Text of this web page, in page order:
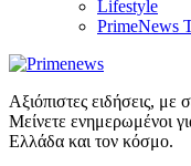
Lifestyle
PrimeNews
Αξιόπιστες ειδήσεις,
Μείνετε ενημερωμένοι
Ελλάδα και τον κόσμο.